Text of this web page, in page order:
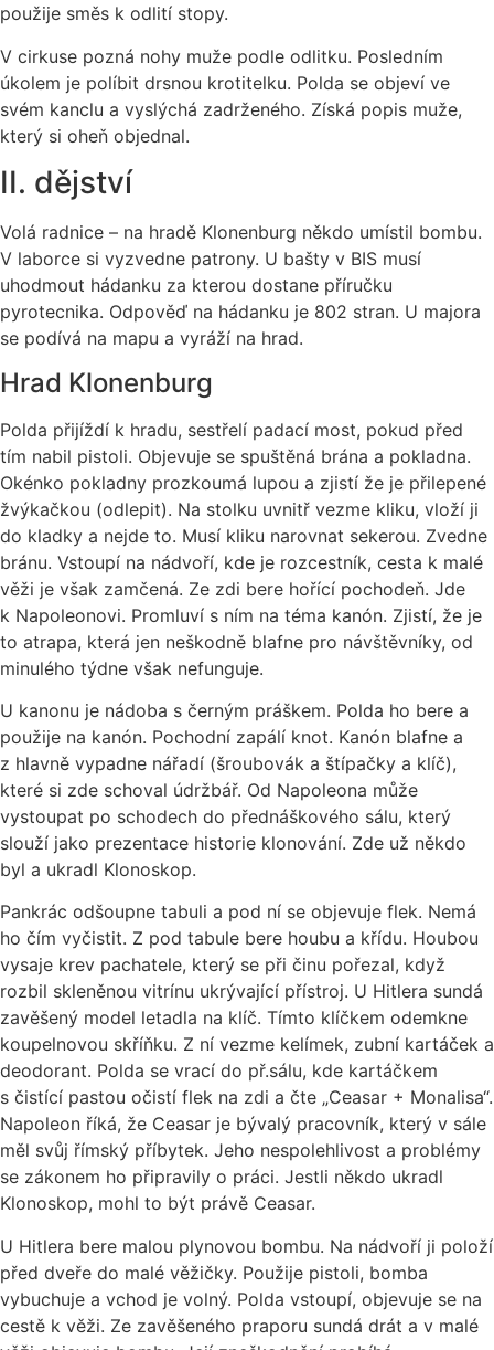
použije směs k odlití stopy.
V cirkuse pozná nohy muže podle odlitku. Posledním
úkolem je políbit drsnou krotitelku. Polda se objeví ve
svém kanclu a vyslýchá zadrženého. Získá popis muže,
který si oheň objednal.
II. dějství
Volá radnice – na hradě Klonenburg někdo umístil bombu.
V laborce si vyzvedne patrony. U bašty v BIS musí
uhodmout hádanku za kterou dostane příručku
pyrotecnika. Odpověď na hádanku je 802 stran. U majora
se podívá na mapu a vyráží na hrad.
Hrad Klonenburg
Polda přijíždí k hradu, sestřelí padací most, pokud před
tím nabil pistoli. Objevuje se spuštěná brána a pokladna.
Okénko pokladny prozkoumá lupou a zjistí že je přilepené
žvýkačkou (odlepit). Na stolku uvnitř vezme kliku, vloží ji
do kladky a nejde to. Musí kliku narovnat sekerou. Zvedne
bránu. Vstoupí na nádvoří, kde je rozcestník, cesta k malé
věži je však zamčená. Ze zdi bere hořící pochodeň. Jde
k Napoleonovi. Promluví s ním na téma kanón. Zjistí, že je
to atrapa, která jen neškodně blafne pro návštěvníky, od
minulého týdne však nefunguje.
U kanonu je nádoba s černým práškem. Polda ho bere a
použije na kanón. Pochodní zapálí knot. Kanón blafne a
z hlavně vypadne nářadí (šroubovák a štípačky a klíč),
které si zde schoval údržbář. Od Napoleona může
vystoupat po schodech do přednáškového sálu, který
slouží jako prezentace historie klonování. Zde už někdo
byl a ukradl Klonoskop.
Pankrác odšoupne tabuli a pod ní se objevuje flek. Nemá
ho čím vyčistit. Z pod tabule bere houbu a křídu. Houbou
vysaje krev pachatele, který se při činu pořezal, když
rozbil skleněnou vitrínu ukrývající přístroj. U Hitlera sundá
zavěšený model letadla na klíč. Tímto klíčkem odemkne
koupelnovou skříňku. Z ní vezme kelímek, zubní kartáček a
deodorant. Polda se vrací do př.sálu, kde kartáčkem
s čistící pastou očistí flek na zdi a čte „Ceasar + Monalisa“.
Napoleon říká, že Ceasar je bývalý pracovník, který v sále
měl svůj římský příbytek. Jeho nespolehlivost a problémy
se zákonem ho připravily o práci. Jestli někdo ukradl
Klonoskop, mohl to být právě Ceasar.
U Hitlera bere malou plynovou bombu. Na nádvoří ji položí
před dveře do malé věžičky. Použije pistoli, bomba
vybuchuje a vchod je volný. Polda vstoupí, objevuje se na
cestě k věži. Ze zavěšeného praporu sundá drát a v malé